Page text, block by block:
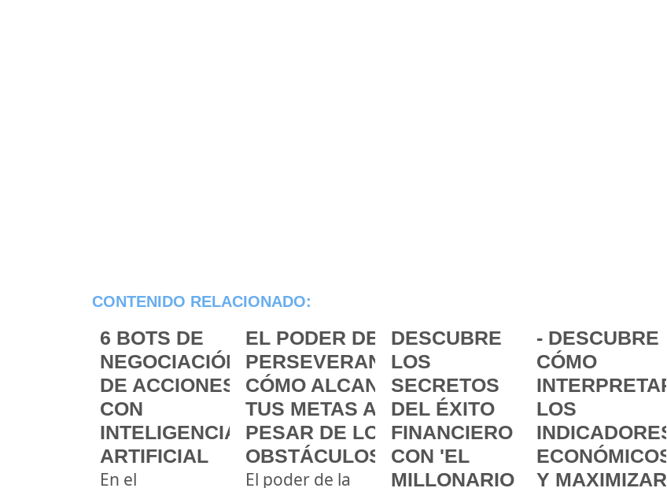
CONTENIDO RELACIONADO:
6 BOTS DE
NEGOCIACIÓN
DE ACCIONES
CON
INTELIGENCIA
ARTIFICIAL
En el
EL PODER DE LA
PERSEVERANCIA:
CÓMO ALCANZAR
TUS METAS A
PESAR DE LOS
OBSTÁCULOS
El poder de la
DESCUBRE
LOS
SECRETOS
DEL ÉXITO
FINANCIERO
CON 'EL
MILLONARIO
- DESCUBRE
CÓMO
INTERPRETAR
LOS
INDICADORES
ECONÓMICOS
Y MAXIMIZAR